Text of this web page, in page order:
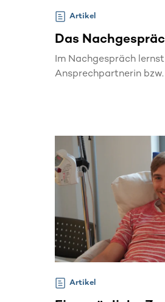
Artikel
Das
Im Nachgespräch
Ansprechpartnerin
Artikel